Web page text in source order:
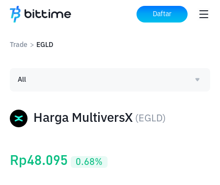
Daftar
Trade > EGLD
Harga MultiversX ( EGLD)
All
Rp48.095 0.68%